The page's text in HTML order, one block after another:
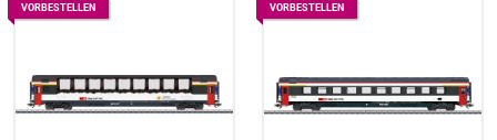
VORBESTELLEN VORBESTELLEN